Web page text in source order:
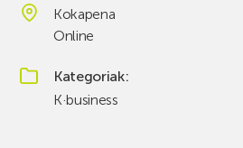
Kokapena
Online
Kategoriak
K·business